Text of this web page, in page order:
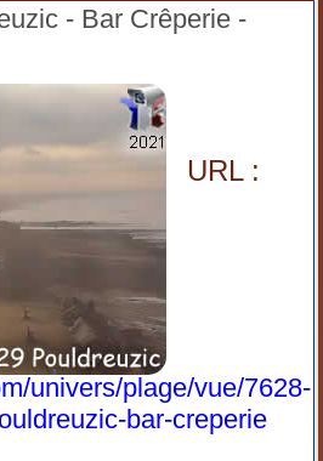
- Bar Crêperie -
URL :
univers/plage/vue/7628-
bar-creperie